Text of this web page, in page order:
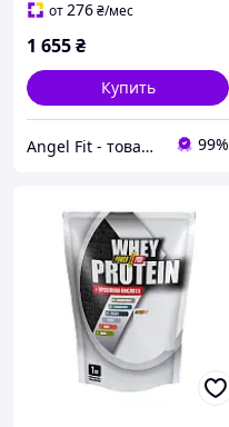
от276₴/мес
1 655₴
Купить
Angel Fit - товари для здоров'я, спорту та активного життя 99%